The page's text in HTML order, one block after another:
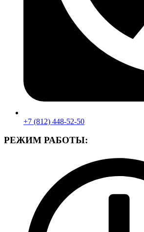
+7 (812) 448-52-50
РЕЖИМ РАБОТЫ: